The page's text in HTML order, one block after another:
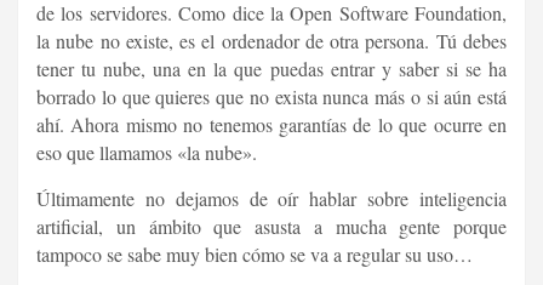
de los servidores. Como dice la Open Software Foundation,
la nube no existe, es el ordenador de otra persona. Tú debes
tener tu nube, una en la que puedas entrar y saber si se ha
borrado lo que quieres que no exista nunca más o si aún está
ahí. Ahora mismo no tenemos garantías de lo que ocurre en
eso que llamamos «la nube».
Últimamente no dejamos de oír hablar sobre inteligencia
artificial, un ámbito que asusta a mucha gente porque
tampoco se sabe muy bien cómo se va a regular su uso…